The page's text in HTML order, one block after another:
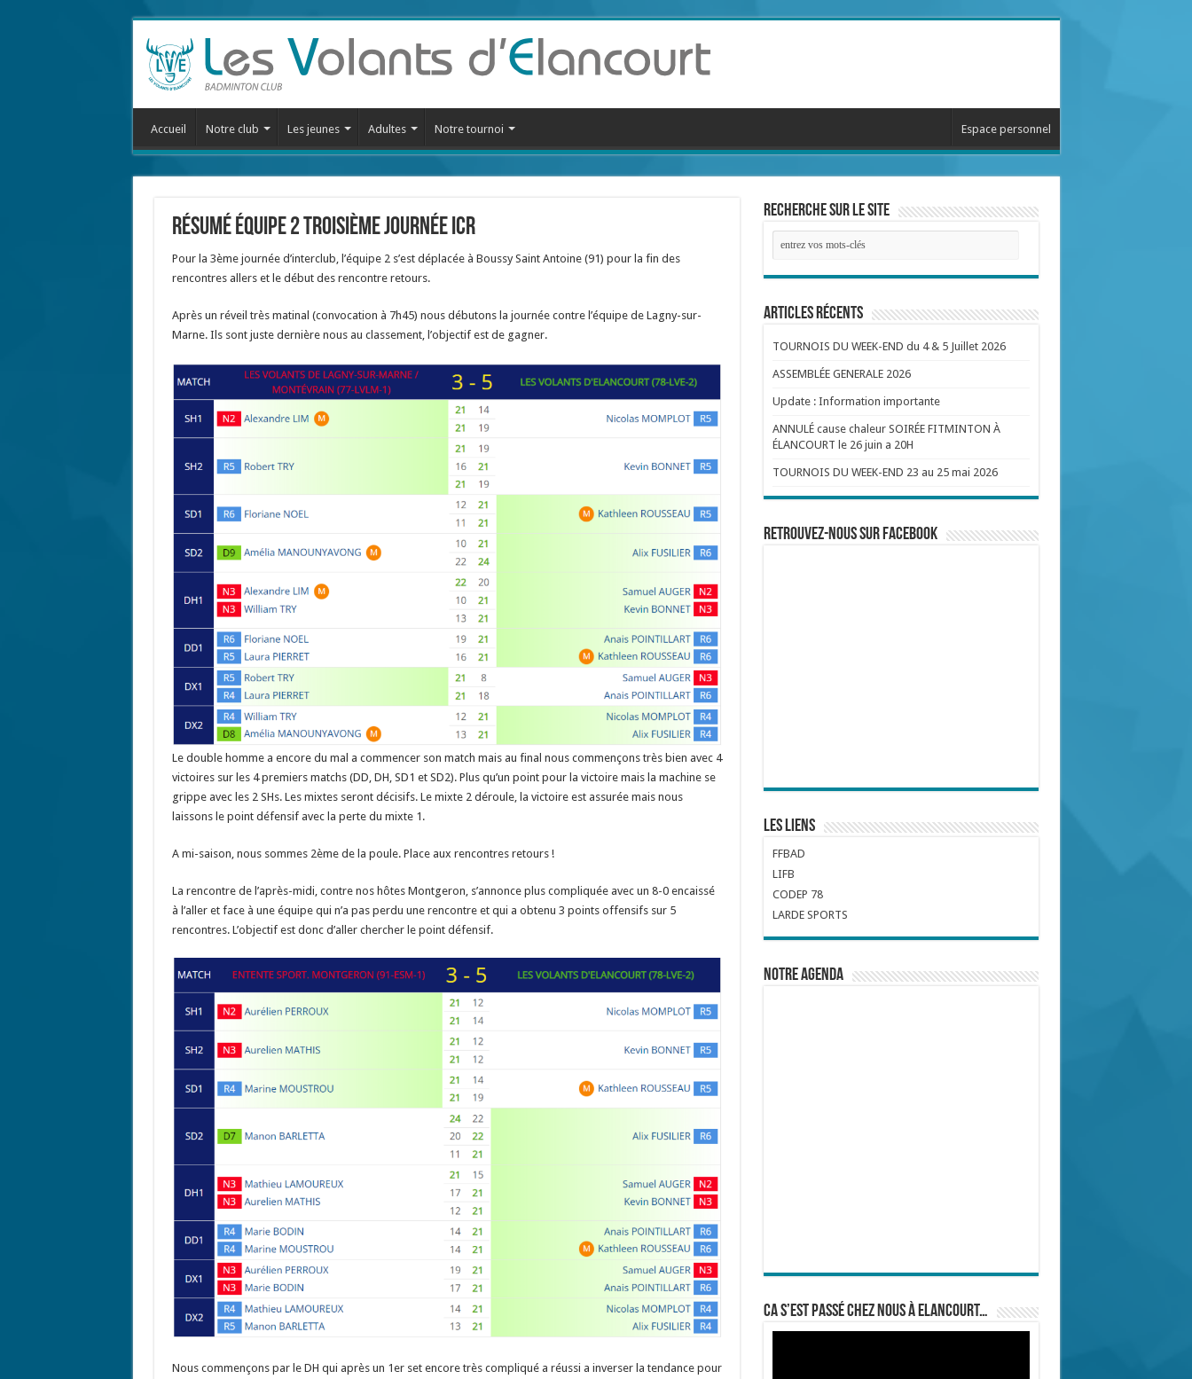
Accueil Notre club Les jeunes Adultes Notre tournoi Espace personnel
Résumé équipe 2 troisième journée ICR
Pour la 3ème journée d’interclub, l’équipe 2 s’est déplacée à Boussy Saint Antoine (91) pour la fin des
rencontres allers et le début des rencontre retours.
Après un réveil très matinal (convocation à 7h45) nous débutons la journée contre l’équipe de Lagny-sur-
Marne. Ils sont juste dernière nous au classement, l’objectif est de gagner.
Le double homme a encore du mal a commencer son match mais au final nous commençons très bien avec 4
victoires sur les 4 premiers matchs (DD, DH, SD1 et SD2). Plus qu’un point pour la victoire mais la machine se
grippe avec les 2 SHs. Les mixtes seront décisifs. Le mixte 2 déroule, la victoire est assurée mais nous
laissons le point défensif avec la perte du mixte 1.
A mi-saison, nous sommes 2ème de la poule. Place aux rencontres retours !
La rencontre de l’après-midi, contre nos hôtes Montgeron, s’annonce plus compliquée avec un 8-0 encaissé
à l’aller et face à une équipe qui n’a pas perdu une rencontre et qui a obtenu 3 points offensifs sur 5
rencontres. L’objectif est donc d’aller chercher le point défensif.
Nous commençons par le DH qui après un 1er set encore très compliqué a réussi a inverser la tendance pour
Recherche sur le site
Articles récents
TOURNOIS DU WEEK-END du 4 & 5 Juillet 2026
ASSEMBLÉE GENERALE 2026
Update : Information importante
ANNULÉ cause chaleur SOIRÉE FITMINTON À
ÉLANCOURT le 26 juin a 20H
TOURNOIS DU WEEK-END 23 au 25 mai 2026
Retrouvez-nous sur Facebook
Les liens
FFBAD
LIFB
CODEP 78
LARDE SPORTS
Notre Agenda
Ca s’est passé chez nous à Elancourt…